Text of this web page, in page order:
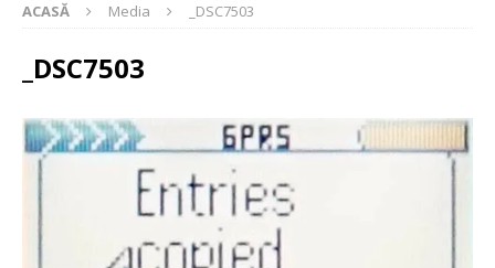
ACASĂ Media _DSC7503
_DSC7503